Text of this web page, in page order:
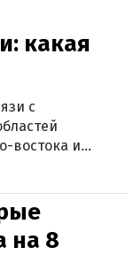
какая
с
востока и
на 8